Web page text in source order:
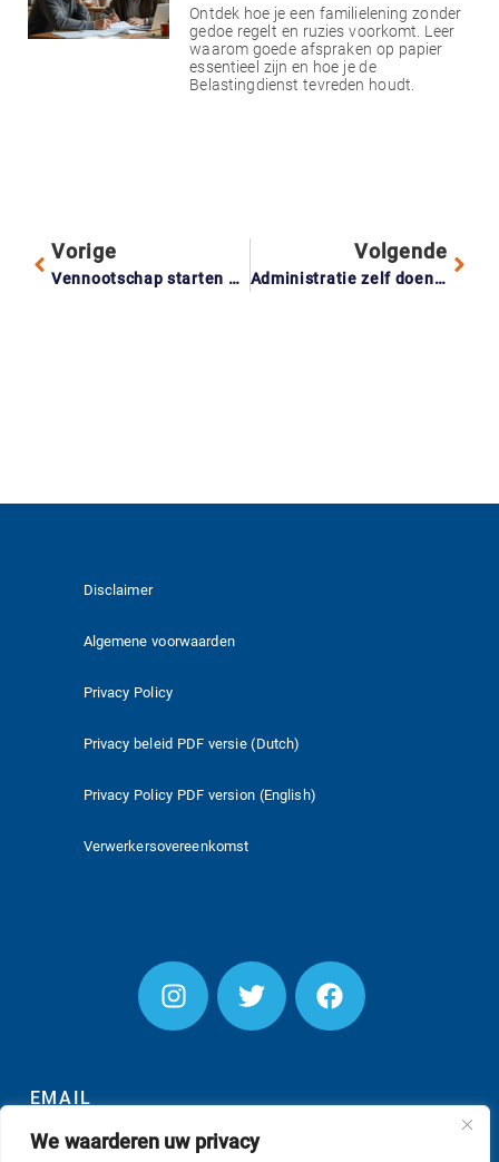
We waarderen uw privacy
Ontdek hoe je een familielening zonder
gedoe regelt en ruzies voorkomt. Leer
waarom goede afspraken op papier
essentieel zijn en hoe je de
Belastingdienst tevreden houdt.
Vorige
Vennootschap starten met vrienden: zo voorkom je ruzie over geld en inzet
Volgende
Administratie zelf doen of uitbesteden? Wat past bij jou?
EMAIL
Disclaimer
Algemene voorwaarden
Privacy Policy
Privacy beleid PDF versie (Dutch)
Privacy Policy PDF version (English)
Verwerkersovereenkomst